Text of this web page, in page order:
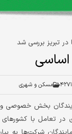
تبریز بررسی شد
اساسی
مسکن و شهری
بخش خصوصی و
در تعامل با